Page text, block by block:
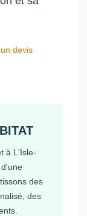
devis
à L'Isle-
des
des